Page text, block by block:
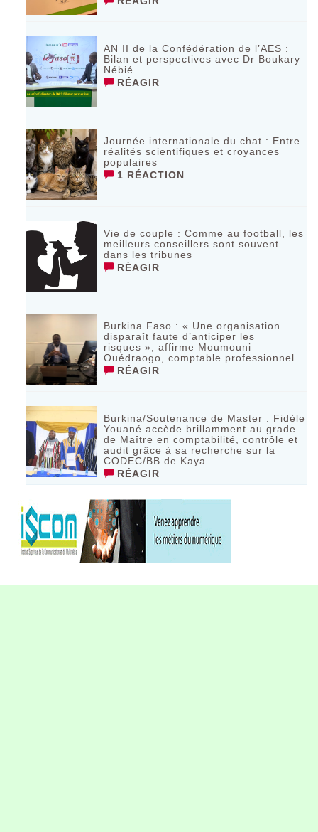
AN II de la Confédération de l’AES :
Bilan et perspectives avec Dr Boukary
Nébié
RÉAGIR
Journée internationale du chat : Entre
réalités scientifiques et croyances
populaires
1 RÉACTION
Vie de couple : Comme au football, les
meilleurs conseillers sont souvent
dans les tribunes
RÉAGIR
Burkina Faso : « Une organisation
disparaît faute d’anticiper les
risques », affirme Moumouni
Ouédraogo, comptable professionnel
RÉAGIR
Burkina/Soutenance de Master : Fidèle
Youané accède brillamment au grade
de Maître en comptabilité, contrôle et
audit grâce à sa recherche sur la
CODEC/BB de Kaya
RÉAGIR